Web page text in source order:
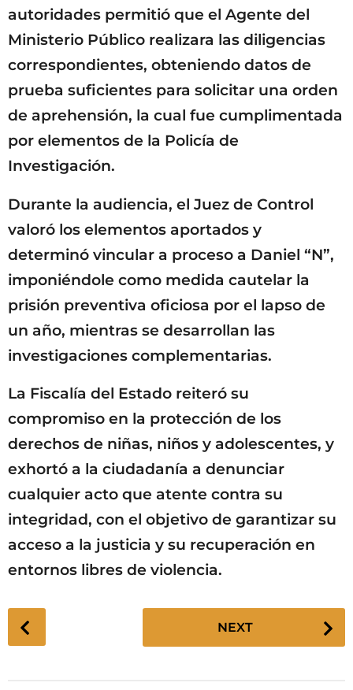
autoridades permitió que el Agente del
Ministerio Público realizara las diligencias
correspondientes, obteniendo datos de
prueba suficientes para solicitar una orden
de aprehensión, la cual fue cumplimentada
por elementos de la Policía de
Investigación.
Durante la audiencia, el Juez de Control
valoró los elementos aportados y
determinó vincular a proceso a Daniel “N”,
imponiéndole como medida cautelar la
prisión preventiva oficiosa por el lapso de
un año, mientras se desarrollan las
investigaciones complementarias.
La Fiscalía del Estado reiteró su
compromiso en la protección de los
derechos de niñas, niños y adolescentes, y
exhortó a la ciudadanía a denunciar
cualquier acto que atente contra su
integridad, con el objetivo de garantizar su
acceso a la justicia y su recuperación en
entornos libres de violencia.
o
NEXT